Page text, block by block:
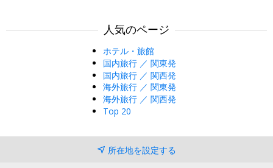
人気のページ
ホテル・旅館
国内旅行 ／ 関東発
国内旅行 ／ 関西発
海外旅行 ／ 関東発
海外旅行 ／ 関西発
Top 20
所在地を設定する